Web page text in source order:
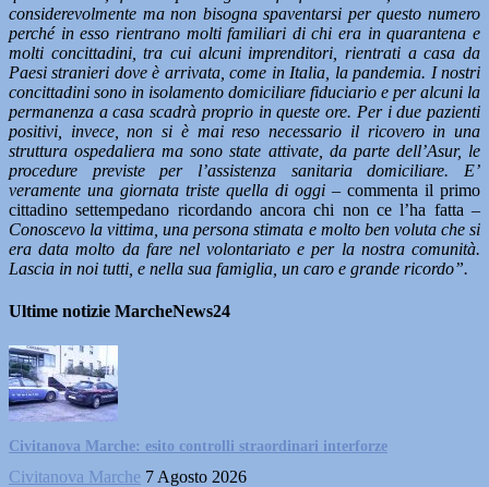
considerevolmente ma non bisogna spaventarsi per questo numero
perché in esso rientrano molti familiari di chi era in quarantena e
molti concittadini, tra cui alcuni imprenditori, rientrati a casa da
Paesi stranieri dove è arrivata, come in Italia, la pandemia. I nostri
concittadini sono in isolamento domiciliare fiduciario e per alcuni la
permanenza a casa scadrà proprio in queste ore. Per i due pazienti
positivi, invece, non si è mai reso necessario il ricovero in una
struttura ospedaliera ma sono state attivate, da parte dell’Asur, le
procedure previste per l’assistenza sanitaria domiciliare. E’
veramente una giornata triste quella di oggi – commenta il primo
cittadino settempedano ricordando ancora chi non ce l’ha fatta –
Conoscevo la vittima, una persona stimata e molto ben voluta che si
era data molto da fare nel volontariato e per la nostra comunità.
Lascia in noi tutti, e nella sua famiglia, un caro e grande ricordo”.
Ultime notizie MarcheNews24
Civitanova Marche: esito controlli straordinari interforze
Civitanova Marche 7 Agosto 2026